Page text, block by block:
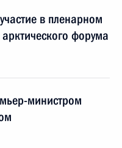
в пленарном
форума
министром